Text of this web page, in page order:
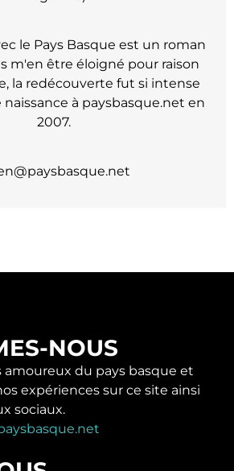
le Pays Basque est un roman
m'en être éloigné pour raison
la redécouverte fut si intense
à paysbasque.net en
2007.
NOUS
amoureux du pays basque et
expériences sur ce site ainsi
sociaux.